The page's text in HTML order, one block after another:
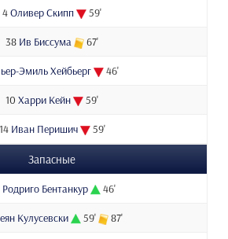
4Оливер Скипп 59'
38 Ив Биссума 67'
Эмиль Хейбьерг 46'
10 Харри Кейн 59'
14 Иван Перишич 59'
Запасные
Родриго Бентанкур 46'
Кулусевски 59' 87'